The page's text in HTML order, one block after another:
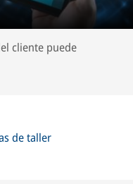
cliente puede
de taller